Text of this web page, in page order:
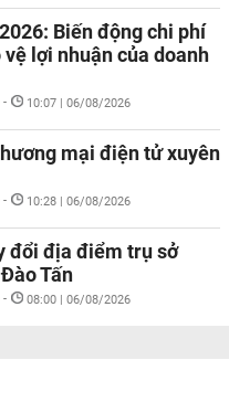
Biến động chi phí
lợi nhuận của doanh
- 10:07 | 06/08/2026
mại điện tử xuyên
- 10:28 | 06/08/2026
đổi địa điểm trụ sở
Tấn
- 08:00 | 06/08/2026